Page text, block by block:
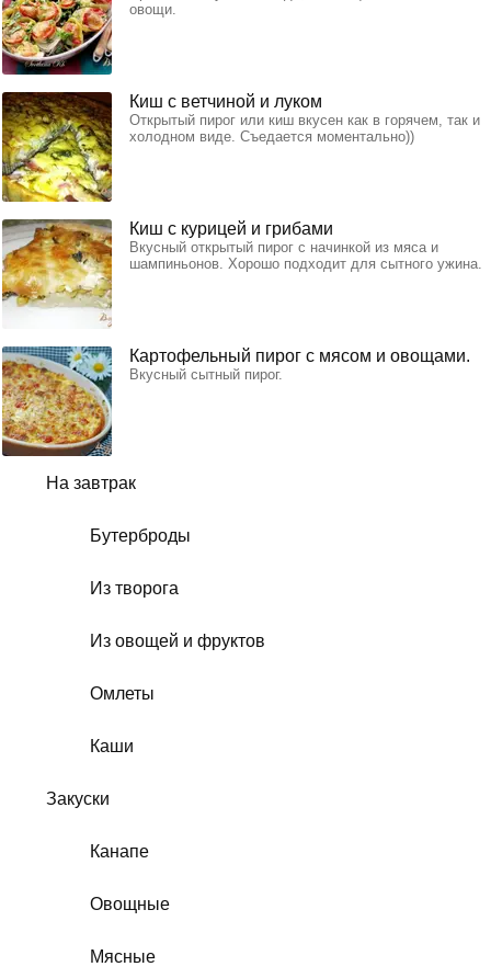
На завтрак
Бутерброды
Из творога
Из овощей и фруктов
Омлеты
Каши
Закуски
Канапе
Овощные
Мясные
овощи.
Киш с ветчиной и луком
Открытый пирог или киш вкусен как в горячем, так и
холодном виде. Съедается моментально))
Киш с курицей и грибами
Вкусный открытый пирог с начинкой из мяса и
шампиньонов. Хорошо подходит для сытного ужина.
Картофельный пирог с мясом и овощами.
Вкусный сытный пирог.